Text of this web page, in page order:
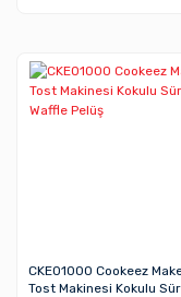
CKE01000 Cookeez
Tost Makinesi Kokulu